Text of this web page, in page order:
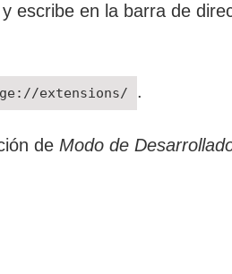
escribe en la barra de
extensions/ .
de Modo de